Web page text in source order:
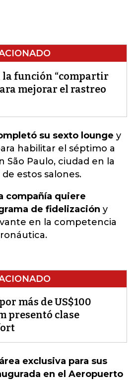
función “compartir
mejorar el rastreo
su sexto lounge y
habilitar el séptimo a
São Paulo, ciudad en la
estos salones.
compañía quiere
de fidelización y
en la competencia
más de US$100
presentó clase
exclusiva para sus
en el Aeropuerto